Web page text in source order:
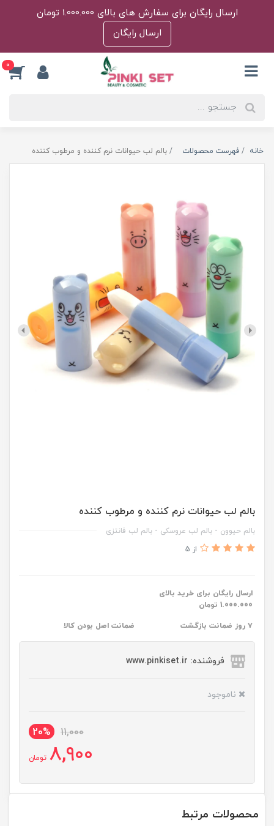
ارسال رایگان برای سفارش های بالای 1.000.000 تومان
ارسال رایگان
0
خانه فهرست محصولات بالم لب حیوانات نرم کننده و مرطوب کننده
بالم لب حیوانات نرم کننده و مرطوب کننده
بالم حیوون - بالم لب عروسکی - بالم لب فانتزی
از 5
ارسال رایگان برای خرید بالای
1.000.000 تومان
۷ روز ضمانت بازگشت ضمانت اصل بودن کالا
فروشنده: www.pinkiset.ir
ناموجود
11,000
20%
8,900 تومان
محصولات مرتبط